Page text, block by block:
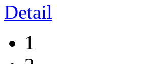
Detail
1